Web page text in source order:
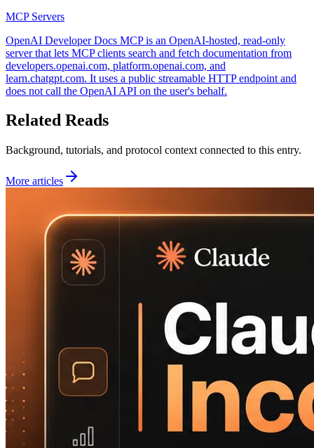
MCP Servers
OpenAI Developer Docs MCP is an OpenAI-hosted, read-only
server that lets MCP clients search and fetch documentation from
developers.openai.com, platform.openai.com, and
learn.chatgpt.com. It uses a public streamable HTTP endpoint and
does not call the OpenAI API on the user's behalf.
Related Reads
Background, tutorials, and protocol context connected to this entry.
More articles